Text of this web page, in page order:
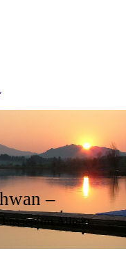
–
im Allgäu